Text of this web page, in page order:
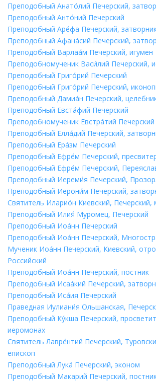
Преподобный Анато́лий Печерский,
Преподобный Анто́ний Печерский
Преподобный Аре́фа Печерский,
Преподобный Афана́сий Печерский,
Преподобный Варлаа́м Печерский, игумен
Преподобномученик Васи́лий Печерский,
Преподобный Григо́рий Печерский
Преподобный Григо́рий Печерский,
Преподобный Дамиа́н Печерский,
Преподобный Евста́фий Печерский
Преподобномученик Евстра́тий Печерский
Преподобный Елла́дий Печерский,
Преподобный Ера́зм Печерский
Преподобный Ефре́м Печерский,
Преподобный Ефре́м Печерский,
Преподобный Иереми́я Печерский,
Преподобный Иерони́м Печерский,
Святитель Иларио́н Киевский, Печерский,
Преподобный Илия́ Муромец, Печерский
Преподобный Иоа́нн Печерский
Преподобный Иоа́нн Печерский,
Мученик Иоа́нн Печерский, Киевский,
Российский
Преподобный Иоа́нн Печерский, постник
Преподобный Исаа́кий Печерский,
Преподобный Иса́ия Печерский
Праведная Иулиани́я Ольшанская,
Преподобный Ку́кша Печерский,
иеромонах
Святитель Лавре́нтий Печерский,
епископ
Преподобный Лука́ Печерский, эконом
Преподобный Макарий Печерский,